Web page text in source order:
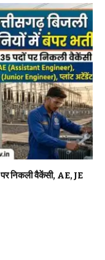
पर निकली वैकेंसी, AE, JE